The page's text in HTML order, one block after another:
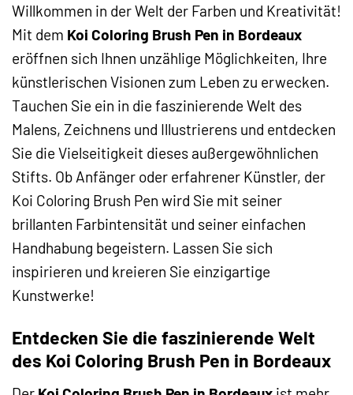
Willkommen in der Welt der Farben und Kreativität!
Mit dem Koi Coloring Brush Pen in Bordeaux
eröffnen sich Ihnen unzählige Möglichkeiten, Ihre
künstlerischen Visionen zum Leben zu erwecken.
Tauchen Sie ein in die faszinierende Welt des
Malens, Zeichnens und Illustrierens und entdecken
Sie die Vielseitigkeit dieses außergewöhnlichen
Stifts. Ob Anfänger oder erfahrener Künstler, der
Koi Coloring Brush Pen wird Sie mit seiner
brillanten Farbintensität und seiner einfachen
Handhabung begeistern. Lassen Sie sich
inspirieren und kreieren Sie einzigartige
Kunstwerke!
Entdecken Sie die faszinierende Welt
des Koi Coloring Brush Pen in Bordeaux